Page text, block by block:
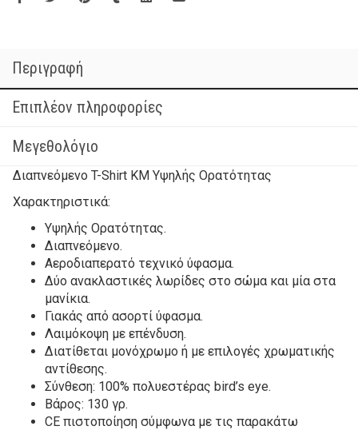
Περιγραφή
Επιπλέον πληροφορίες
Μεγεθολόγιο
Διαπνεόμενο T-Shirt ΚΜ Υψηλής Ορατότητας
Χαρακτηριστικά:
Υψηλής Ορατότητας.
Διαπνεόμενο.
Αεροδιαπερατό τεχνικό ύφασμα.
Δύο ανακλαστικές λωρίδες στο σώμα και μία στα
μανίκια.
Γιακάς από ασορτί ύφασμα.
Λαιμόκοψη με επένδυση.
Διατίθεται μονόχρωμο ή με επιλογές χρωματικής
αντίθεσης.
Σύνθεση: 100% πολυεστέρας bird’s eye.
Βάρος: 130 γρ.
CE πιστοποίηση σύμφωνα με τις παρακάτω